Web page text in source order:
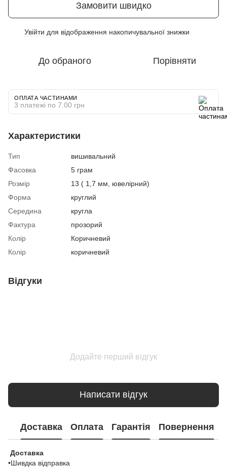
Замовити швидко
Увійти для відображення накопичувальної знижки
До обраного Порівняти
ОПЛАТА ЧАСТИНАМИ
3 платежі по 7.00 грн
Характеристики
Тип
вишивальний
Фасовка
5 грам
Розмір
13 ( 1,7 мм, ювелірний)
Форма
круглий
Середина
кругла
Фактура
прозорий
Колір
Коричневий
Колір
коричневий
Відгуки
Додайте перший відгук
Написати відгук
Доставка Оплата Гарантія Повернення
Доставка
•Шивдка відправка